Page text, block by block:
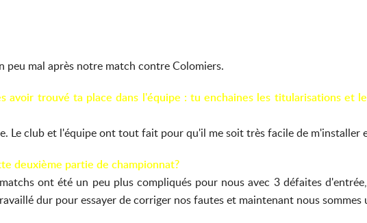
peu mal après notre match contre Colomiers.
avoir trouvé ta place dans l'équipe : tu enchaines les titularisations et
Le club et l'équipe ont tout fait pour qu'il me soit très facile de m'installer
deuxième partie de championnat?
ont été un peu plus compliqués pour nous avec 3 défaites
dur pour essayer de corriger nos fautes et maintenant nous sommes